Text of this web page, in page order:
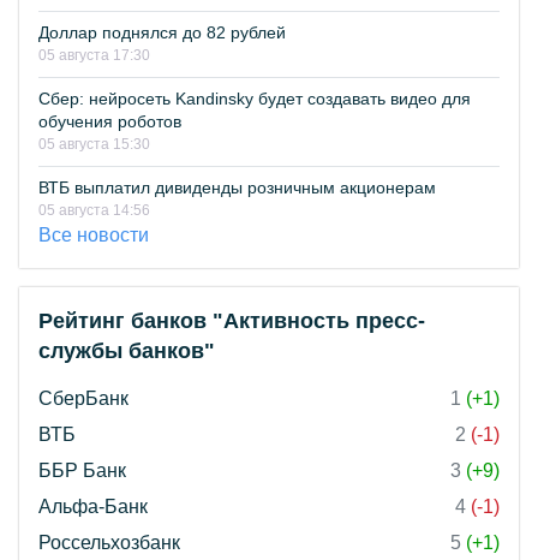
Доллар поднялся до 82 рублей
05 августа 17:30
Сбер: нейросеть Kandinsky будет создавать видео для
обучения роботов
05 августа 15:30
ВТБ выплатил дивиденды розничным акционерам
05 августа 14:56
Все новости
Рейтинг банков "Активность пресс-
службы банков"
СберБанк 1 (+1)
ВТБ
2 (-1)
ББР Банк
3 (+9)
Альфа-Банк
4 (-1)
Россельхозбанк
5 (+1)